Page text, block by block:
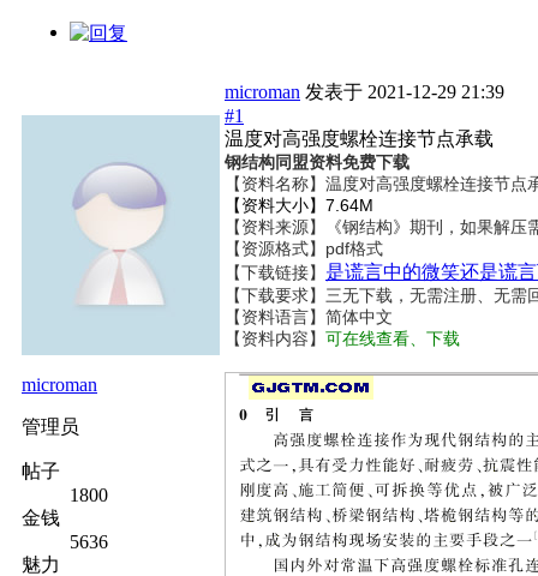
microman
管理员
帖子
1800
金钱
5636
魅力
microman 发表于 2021-12-29 21:39
#1
温度对高强度螺栓连接节点承载
钢结构同盟资料免费下载
【资料名称】 温度对高强度螺栓连接节点
【资料大小】7.64M
【资料来源】《钢结构》期刊，如果解压
【资源格式】pdf格式
【下载链接】 是谎言中的微笑还是谎
【下载要求】三无下载，无需注册、无需
【资料语言】简体中文
【资料内容】 可在线查看、下载